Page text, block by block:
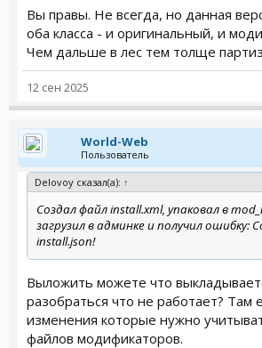
Вы правы. Не всегда, но данная
оба класса - и оригинальный, и
Чем дальше в лес тем толще
12 сен 2025
World-Web
Пользователь
Delovoy сказал(а): ↑
Cоздал файл install.xml, упаковал в
загрузил в админке и получил ошибку:
install.json!
Выложить можете что
разобраться что не работает? Там
изменения которые нужно
файлов модификаторов.